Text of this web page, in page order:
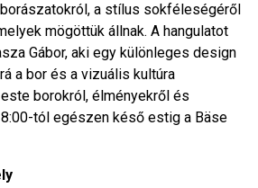
a stílus sokféleségéről
mögöttük állnak. A hangulatot
Gábor, aki egy különleges design
a bor és a vizuális kultúra
borokról, élményekről és
tól egészen késő estig a Bäse